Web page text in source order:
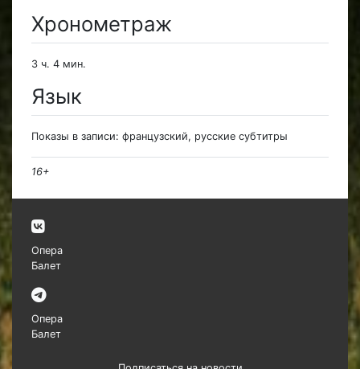
Хронометраж
3 ч. 4 мин.
Язык
Показы в записи: французский, русские субтитры
16+
Опера
Балет
Опера
Балет